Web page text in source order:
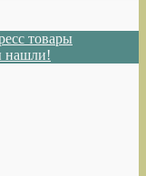
товары
нашли!